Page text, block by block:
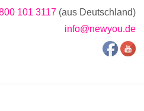
101 3117 (aus Deutschland)
info@newyou.de